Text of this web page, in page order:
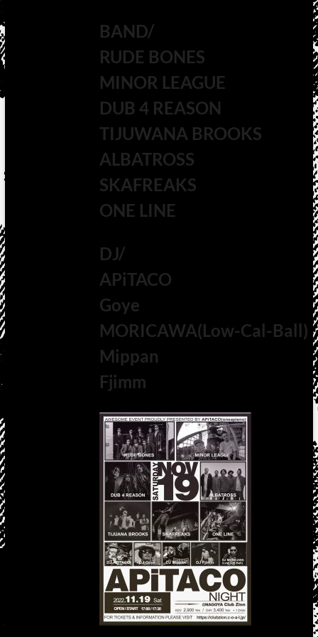
BAND/
RUDE BONES
MINOR LEAGUE
DUB 4 REASON
TIJUWANA BROOKS
ALBATROSS
SKAFREAKS
ONE LINE
DJ/
APiTACO
Goye
MORICAWA(Low-Cal-Ball)
Mippan
Fjimm